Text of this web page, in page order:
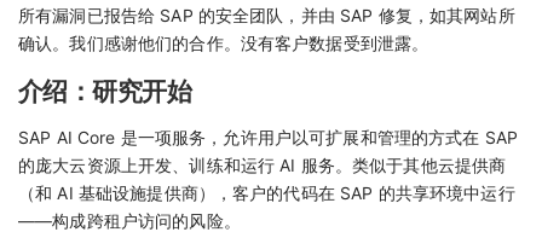
所有漏洞已报告给 SAP 的安全团队，并由 SAP 修复，如其网站所
确认。我们感谢他们的合作。没有客户数据受到泄露。
介绍：研究开始
SAP AI Core 是一项服务，允许用户以可扩展和管理的方式在 SAP
的庞大云资源上开发、训练和运行 AI 服务。类似于其他云提供商
（和 AI 基础设施提供商），客户的代码在 SAP 的共享环境中运行
——构成跨租户访问的风险。